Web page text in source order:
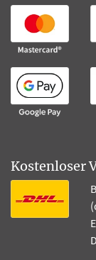
Kostenloser